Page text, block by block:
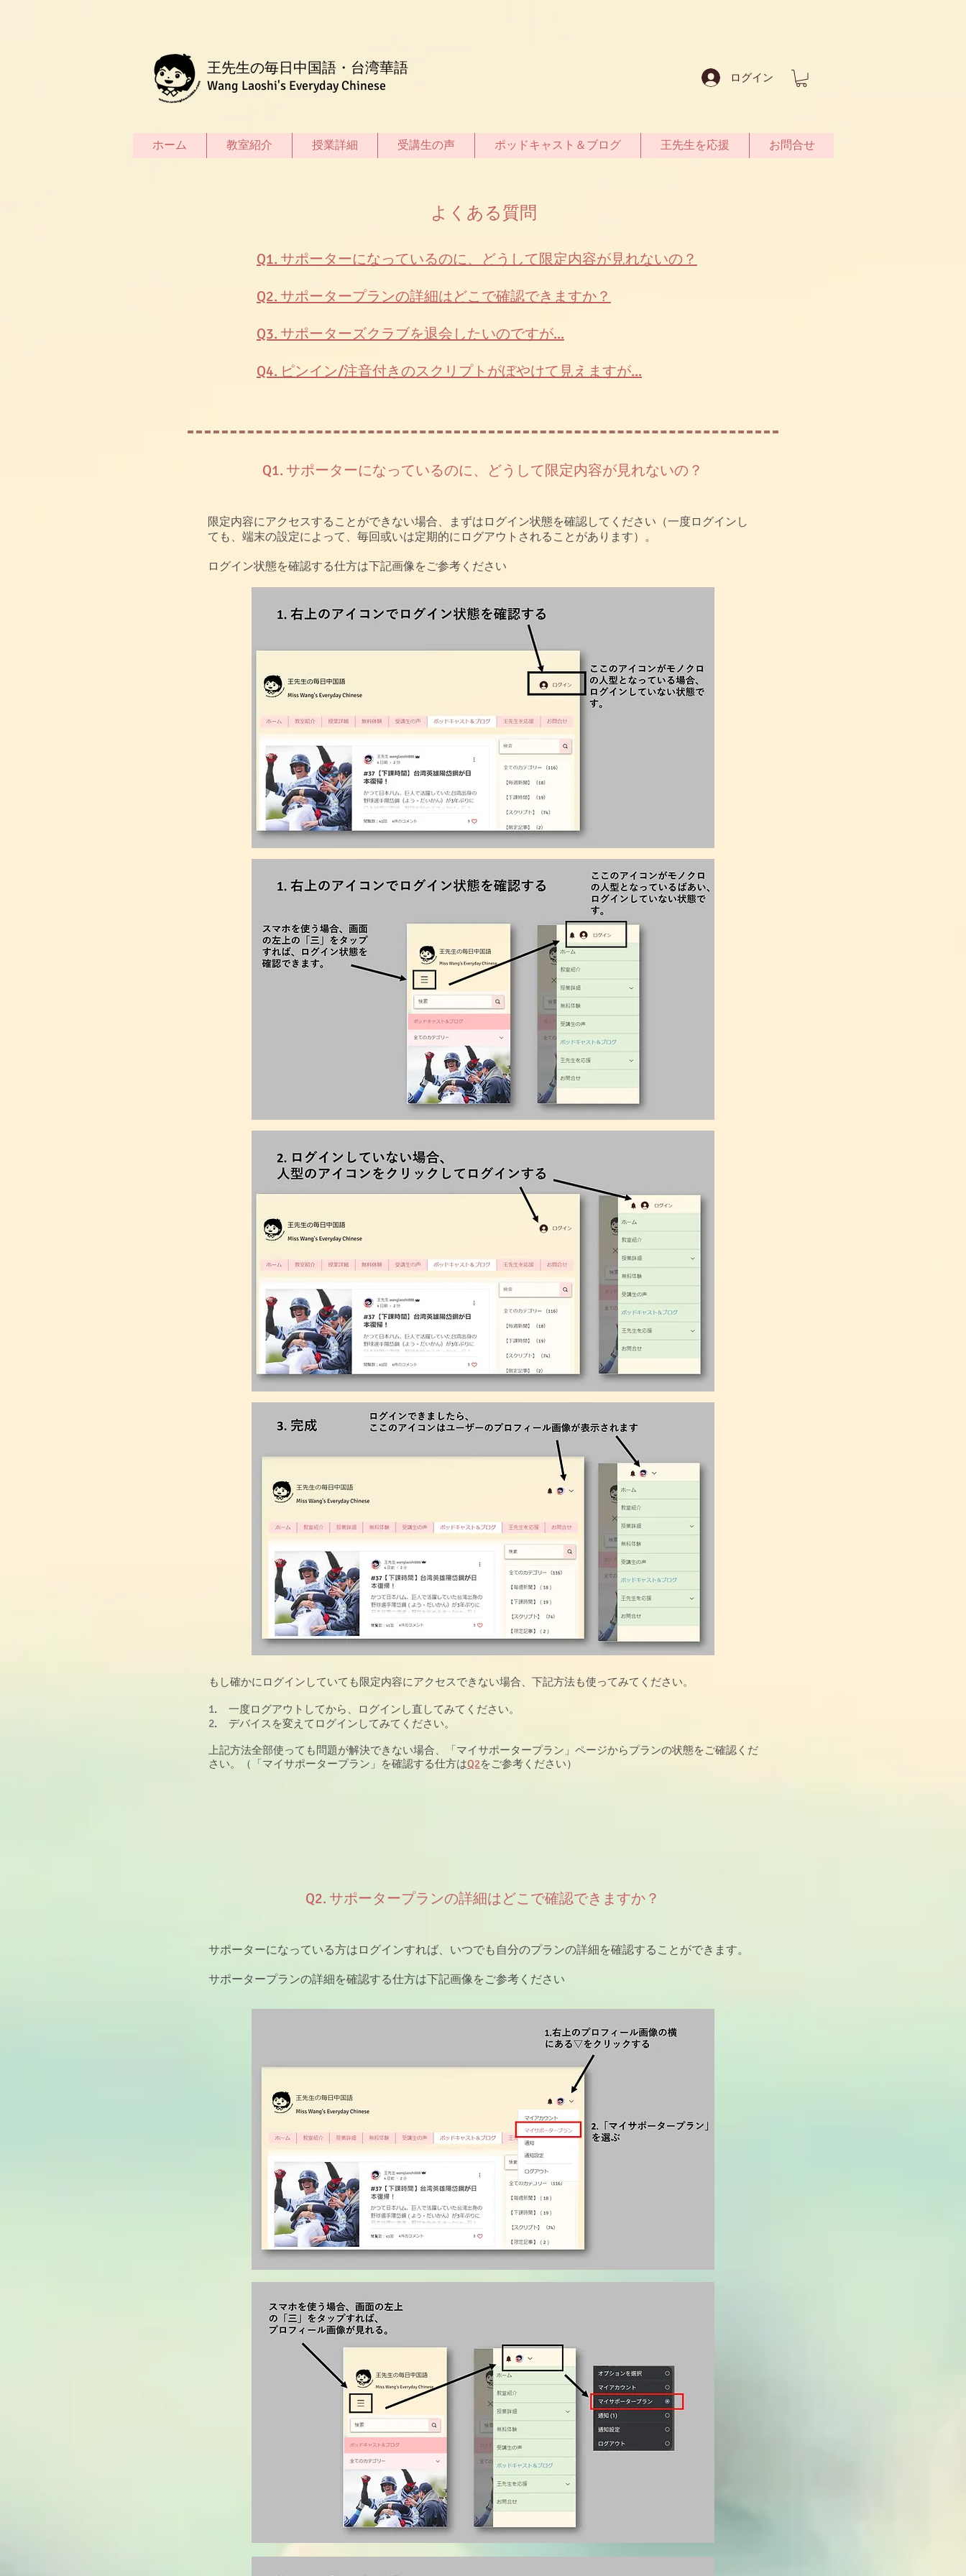
王先生の毎日中国語・台湾華語
Wang Laoshi's Everyday Chinese
ログイン
ホーム 教室紹介 授業詳細 受講生の声 ポッドキャスト＆ブログ 王先生を応援 お問合せ
よくある質問
Q1. ​サポーターになっているのに、どうして限定内容が見れないの？
Q2. ​サポータープランの詳細はどこで確認できますか？
Q3. ​サポーターズクラブを退会したいのですが...
Q4. ​ピンイン/注音付きのスクリプトがぼやけて見えますが...
Q1. ​サポーターになっているのに、どうして限定内容が見れないの？
限定内容にアクセスすることができない場合、まずはログイン状態を確認してください（一度ログインし
ても、端末の設定によって、毎回或いは定期的にログアウトされることがあります）。
​ログイン状態を確認する仕方は下記画像をご参考ください
もし確かにログインしていても限定内容にアクセスできない場合、下記方法も使ってみてください。
1. 一度ログアウトしてから、ログインし直してみてください。
2. デバイスを変えてログインしてみてください。
上記方法全部使っても問題が解決できない場合、「マイサポータープラン」ページからプランの状態をご確認くだ
さい。（「マイサポータープラン」を確認する仕方はQ2をご参考ください）
Q2. ​サポータープランの詳細はどこで確認できますか？
サポーターになっている方はログインすれば、いつでも自分のプランの詳細を確認することができます。
サポータープランの詳細を確認する仕方は下記画像をご参考ください